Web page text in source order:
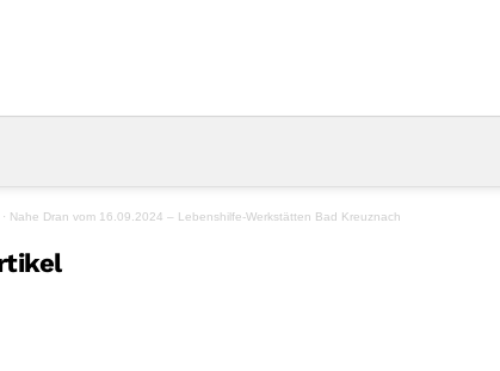
· Nahe Dran vom 16.09.2024 – Lebenshilfe-Werkstätten Bad Kreuznach